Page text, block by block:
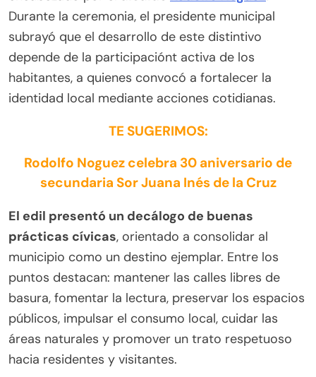
Durante la ceremonia, el presidente municipal
subrayó que el desarrollo de este distintivo
depende de la participaciónt activa de los
habitantes, a quienes convocó a fortalecer la
identidad local mediante acciones cotidianas.
TE SUGERIMOS:
Rodolfo Noguez celebra 30 aniversario de
secundaria Sor Juana Inés de la Cruz
El edil presentó un decálogo de buenas
prácticas cívicas, orientado a consolidar al
municipio como un destino ejemplar. Entre los
puntos destacan: mantener las calles libres de
basura, fomentar la lectura, preservar los espacios
públicos, impulsar el consumo local, cuidar las
áreas naturales y promover un trato respetuoso
hacia residentes y visitantes.